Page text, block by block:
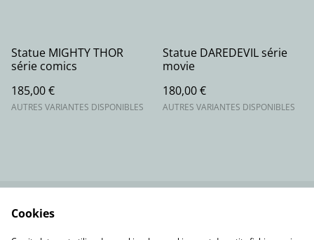
Statue MIGHTY THOR
série comics
185,00 €
AUTRES VARIANTES DISPONIBLES
Statue DAREDEVIL série
movie
180,00 €
AUTRES VARIANTES DISPONIBLES
Politique de
Politique de cookies
Cookies